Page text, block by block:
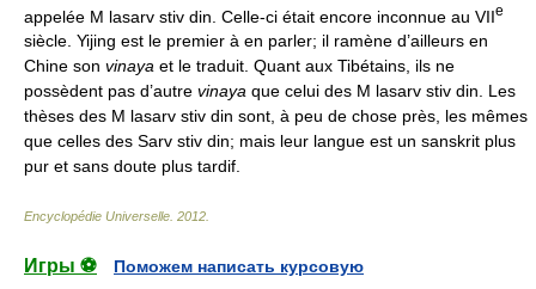
appelée M lasarv stiv din. Celle-ci était encore inconnue au VIIe
siècle. Yijing est le premier à en parler; il ramène d’ailleurs en
Chine son vinaya et le traduit. Quant aux Tibétains, ils ne
possèdent pas d’autre vinaya que celui des M lasarv stiv din. Les
thèses des M lasarv stiv din sont, à peu de chose près, les mêmes
que celles des Sarv stiv din; mais leur langue est un sanskrit plus
pur et sans doute plus tardif.
Encyclopédie Universelle 2012
Игры ⚽
Поможем написать курсовую